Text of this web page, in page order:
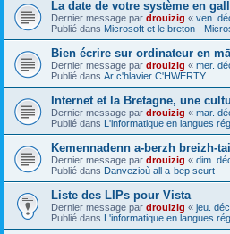
La date de votre système en
Dernier message par drouizig « ven.
Publié dans Microsoft et le breton -
Bien écrire sur ordinateur en
Dernier message par drouizig « mer.
Publié dans Ar c'hlavier C'HWERTY
Internet et la Bretagne, une
Dernier message par drouizig « mar.
Publié dans L'informatique en langues
Kemennadenn a-berzh breizh-
Dernier message par drouizig « dim.
Publié dans Danvezioù all a-bep seurt
Liste des LIPs pour Vista
Dernier message par drouizig « jeu.
Publié dans L'informatique en langues